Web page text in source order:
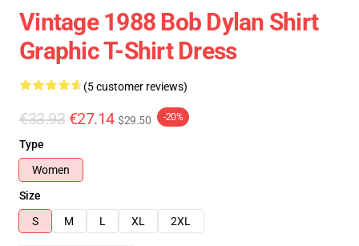
Vintage 1988 Bob Dylan Shirt
Graphic T-Shirt Dress
(5 customer reviews)
€33.93 €27.14 $29.50 -20%
Type
Women
Size
S
M L XL 2XL